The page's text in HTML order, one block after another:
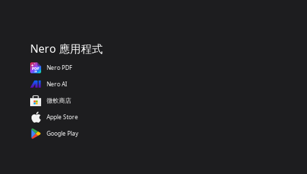
Nero 應用程式
Nero PDF
Nero AI
微軟商店
Apple Store
Google Play